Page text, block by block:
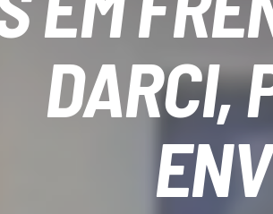
DARCI,